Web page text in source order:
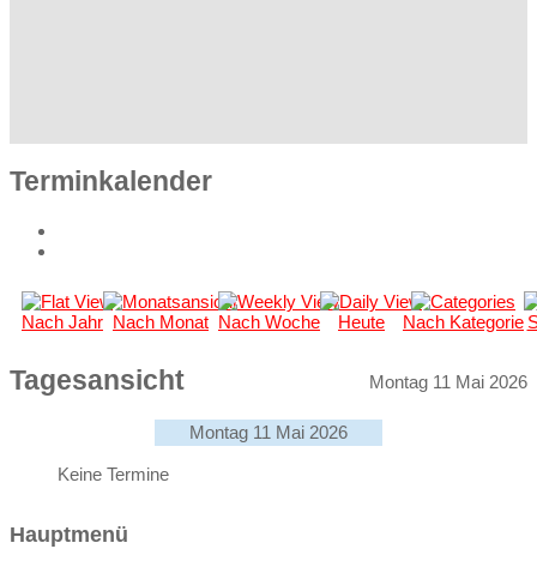
Terminkalender
Nach Jahr Nach Monat Nach Woche Heute Nach Kategorie
Tagesansicht Montag 11 Mai 2026
Montag 11 Mai 2026
Keine Termine
Hauptmenü